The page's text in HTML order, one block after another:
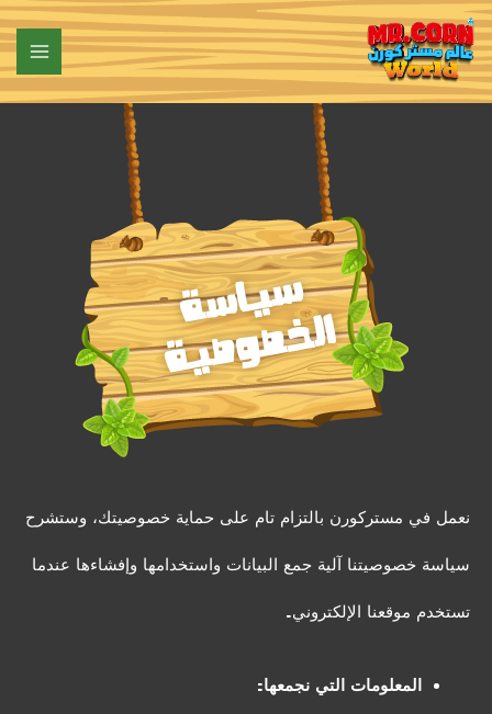
سياسة
الخصوصية
نعمل في مستركورن بالتزام تام على حماية خصوصيتك، وستشرح
سياسة خصوصيتنا آلية جمع البيانات واستخدامها وإفشاءها عندما
تستخدم موقعنا الإلكتروني.
المعلومات التي نجمعها: